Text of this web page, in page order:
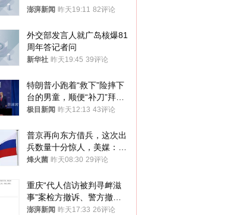
澎湃新闻 昨天19:11 82评论
外交部发言人就广岛核爆81
周年答记者问
新华社 昨天19:45 39评论
特朗普小跑着“救下”险摔下
台的男童，顺便“补刀”拜
登：“我可不想他像拜登一
极目新闻 昨天12:13 43评论
普京再向东方借兵，这次出
兵数量十分惊人，美媒：俄
朝要动真格？
烽火菌 昨天08:30 29评论
重庆“代人信访被判寻衅滋
事”案检方撤诉、警方撤
案，两被告人获国赔
澎湃新闻 昨天17:33 26评论